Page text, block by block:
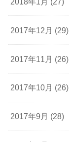
2017年12月 (29)
2017年11月 (26)
2017年10月 (26)
2017年9月 (28)